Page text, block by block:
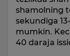
shamolning
sekundiga
mumkin.
40 daraja